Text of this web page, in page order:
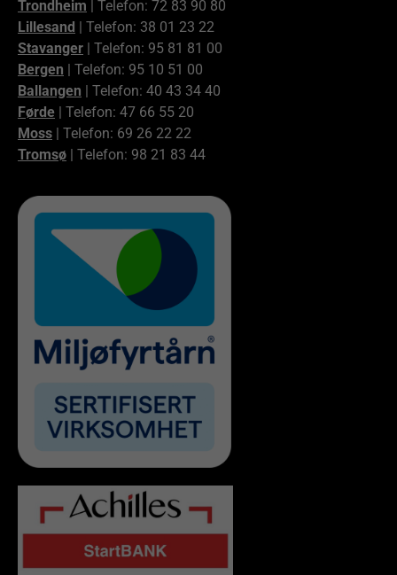
Trondheim | Telefon: 72 83 90 80
Lillesand | Telefon: 38 01 23 22
Stavanger | Telefon: 95 81 81 00
Bergen | Telefon: 95 10 51 00
Ballangen | Telefon: 40 43 34 40
Førde | Telefon: 47 66 55 20
Moss | Telefon: 69 26 22 22
Tromsø | Telefon: 98 21 83 44